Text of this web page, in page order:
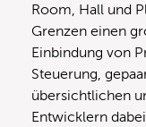
Room, Hall und
Grenzen einen
Einbindung von
Steuerung,
übersichtlichen
Entwicklern